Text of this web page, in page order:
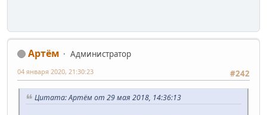
Артём
Администратор
#242
04 января 2020, 21:30:23
Цитата: Артём от 29 мая 2018, 14:36:13